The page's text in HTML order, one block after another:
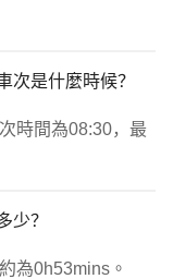
次是什麼時候？
時間為08:30，最
少？
為0h53mins。